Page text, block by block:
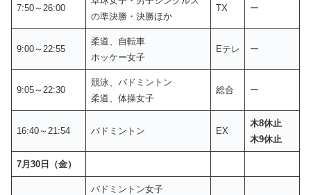
7:50～26:00
の準決勝・決勝ほか
TX ー
9:00～22:55
柔道、自転車
ホッケー女子
Eテレ ー
9:05～22:30
競泳、バドミントン
柔道、体操女子
総合 ー
16:40～21:54 バドミントン EX
木8休止
木9休止
7月30日（金）
バドミントン女子